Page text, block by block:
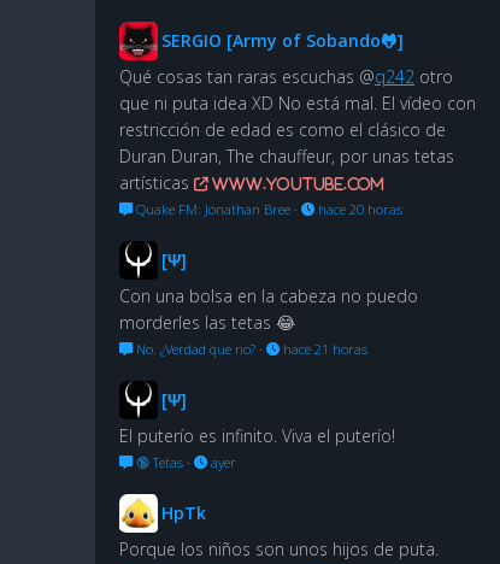
SERGIO [Army of Sobando🐸]
Qué cosas tan raras escuchas @q242 otro
que ni puta idea XD No está mal. El vídeo con
restricción de edad es como el clásico de
Duran Duran, The chauffeur, por unas tetas
artísticas
www.youtube.com
Quake FM: Jonathan Bree · hace 20 horas
[Ψ]
Con una bolsa en la cabeza no puedo
morderles las tetas 😂
No. ¿Verdad que no? · hace 21 horas
[Ψ]
El puterío es infinito. Viva el puterío!
🔞 Tetas · ayer
HpTk
Porque los niños son unos hijos de puta.